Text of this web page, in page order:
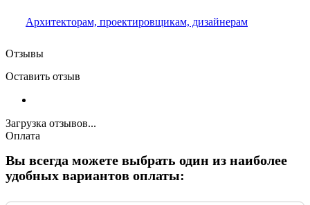
Архитекторам, проектировщикам, дизайнерам
Отзывы
Оставить отзыв
Загрузка отзывов...
Оплата
Вы всегда можете выбрать один из наиболее
удобных вариантов оплаты: